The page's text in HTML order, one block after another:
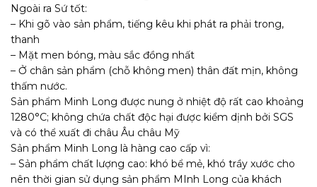
Ngoài ra Sứ tốt:
– Khi gõ vào sản phẩm, tiếng kêu khi phát ra phải trong,
thanh
– Mặt men bóng, màu sắc đồng nhất
– Ở chân sản phẩm (chỗ không men) thân đất mịn, không
thấm nước.
Sản phẩm Minh Long được nung ở nhiệt độ rất cao khoảng
1280°C; không chứa chất độc hại được kiểm dịnh bởi SGS
và có thể xuất đi châu Âu châu Mỹ
Sản phẩm Minh Long là hàng cao cấp vì:
– Sản phẩm chất lượng cao: khó bể mẻ, khó trầy xước cho
nên thời gian sử dụng sản phẩm MInh Long của khách